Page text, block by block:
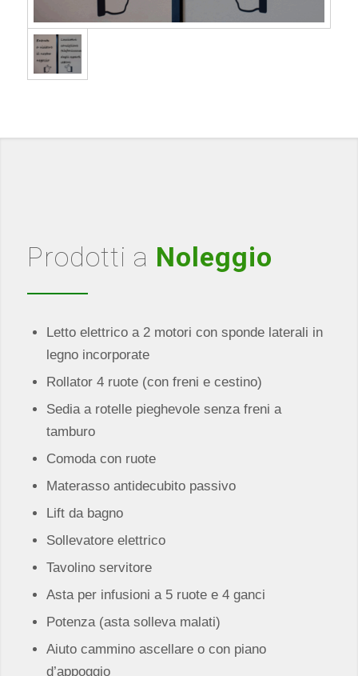
Prodotti a Noleggio
Letto elettrico a 2 motori con sponde laterali in
legno incorporate
Rollator 4 ruote (con freni e cestino)
Sedia a rotelle pieghevole senza freni a
tamburo
Comoda con ruote
Materasso antidecubito passivo
Lift da bagno
Sollevatore elettrico
Tavolino servitore
Asta per infusioni a 5 ruote e 4 ganci
Potenza (asta solleva malati)
Aiuto cammino ascellare o con piano
d’appoggio